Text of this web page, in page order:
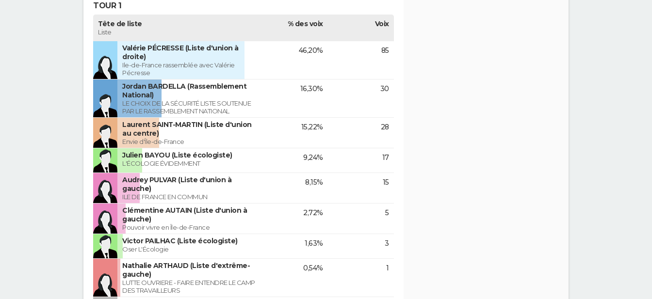
TOUR 1
Tête de liste
Liste
% des voix Voix
Valérie PÉCRESSE (Liste d'union à
droite)
Ile-de-France rassemblée avec Valérie
Pécresse
46,20% 85
Jordan BARDELLA (Rassemblement
National)
LE CHOIX DE LA SÉCURITÉ LISTE SOUTENUE
PAR LE RASSEMBLEMENT NATIONAL
16,30% 30
Laurent SAINT-MARTIN (Liste d'union
au centre)
Envie d'Île-de-France
15,22% 28
Julien BAYOU (Liste écologiste)
L'ÉCOLOGIE ÉVIDEMMENT
9,24% 17
Audrey PULVAR (Liste d'union à
gauche)
ILE DE FRANCE EN COMMUN
8,15% 15
Clémentine AUTAIN (Liste d'union à
gauche)
Pouvoir vivre en Île-de-France
2,72% 5
Victor PAILHAC (Liste écologiste)
Oser L'Écologie
1,63% 3
Nathalie ARTHAUD (Liste d'extrême-
gauche)
LUTTE OUVRIERE - FAIRE ENTENDRE LE CAMP
DES TRAVAILLEURS
0,54% 1